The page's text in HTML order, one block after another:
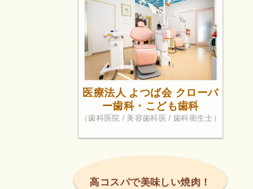
医療法人 よつば会 クローバ
ー歯科・こども歯科
（歯科医院 / 美容歯科医 / 歯科衛生士）
高コスパで美味しい焼肉！